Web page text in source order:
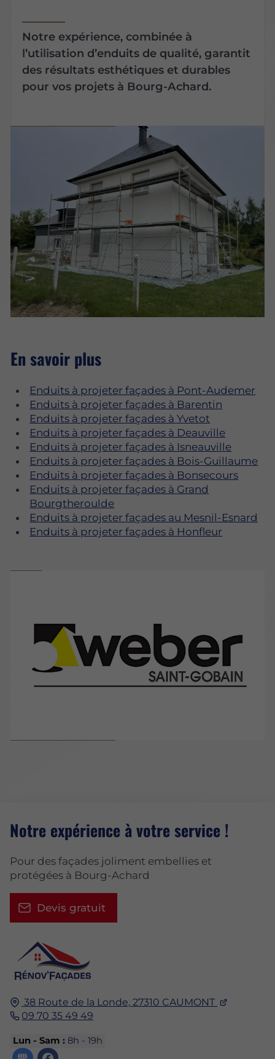
Notre expérience, combinée à
l’utilisation d’enduits de qualité, garantit
des résultats esthétiques et durables
pour vos projets à Bourg-Achard.
En savoir plus
Enduits à projeter façades à Pont-Audemer
Enduits à projeter façades à Barentin
Enduits à projeter façades à Yvetot
Enduits à projeter façades à Deauville
Enduits à projeter façades à Isneauville
Enduits à projeter façades à Bois-Guillaume
Enduits à projeter façades à Bonsecours
Enduits à projeter façades à Grand
Bourgtheroulde
Enduits à projeter façades au Mesnil-Esnard
Enduits à projeter façades à Honfleur
38 Route de la Londe, 27310 CAUMONT
09 70 35 49 49
Lun - Sam :8h - 19h
Notre expérience à votre service !
Pour des façades joliment embellies et
protégées à Bourg-Achard
Devis gratuit